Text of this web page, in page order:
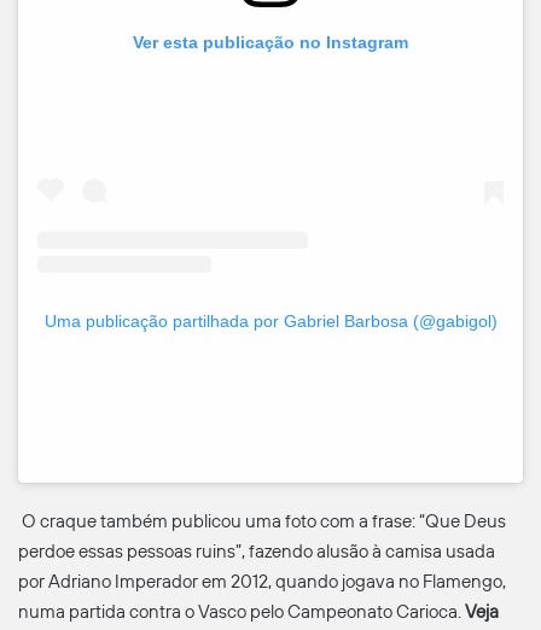
Ver esta publicação no Instagram
Uma publicação partilhada por Gabriel Barbosa (@gabigol)
O craque também publicou uma foto com a frase: “Que Deus
perdoe essas pessoas ruins”, fazendo alusão à camisa usada
por Adriano Imperador em 2012, quando jogava no Flamengo,
numa partida contra o Vasco pelo Campeonato Carioca.Veja